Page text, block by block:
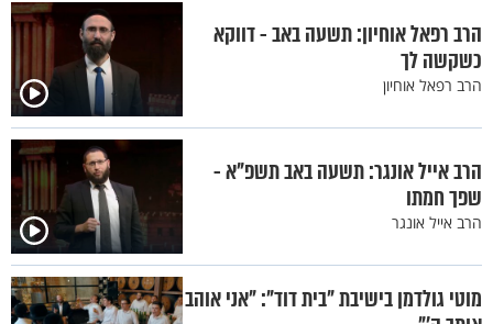
הרב רפאל אוחיון: תשעה באב - דווקא
כשקשה לך
הרב רפאל אוחיון
הרב אייל אונגר: תשעה באב תשפ"א -
שפך חמתו
הרב אייל אונגר
מוטי גולדמן בישיבת "בית דוד": "אני אוהב